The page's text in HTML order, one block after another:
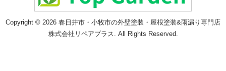
Copyright © 2026 春日井市・小牧市の外壁塗装・屋根塗装&雨漏り専門店
株式会社リペアプラス. All Rights Reserved.